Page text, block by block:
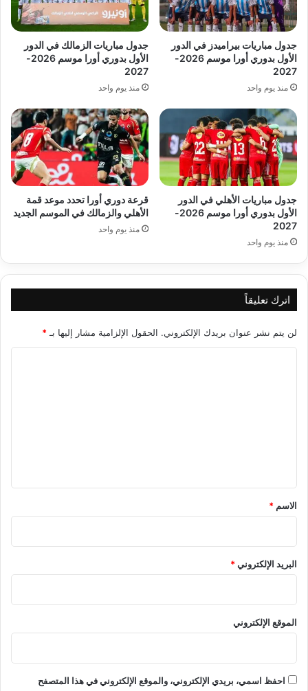
جدول مباريات بيراميدز في الدور
الأول بدوري أورا موسم 2026-
2027
منذ يوم واحد
جدول مباريات الزمالك في الدور
الأول بدوري أورا موسم 2026-
2027
منذ يوم واحد
جدول مباريات الأهلي في الدور
الأول بدوري أورا موسم 2026-
2027
منذ يوم واحد
قرعة دوري أورا تحدد موعد قمة
الأهلي والزمالك في الموسم الجديد
منذ يوم واحد
اترك تعليقاً
لن يتم نشر عنوان بريدك الإلكتروني. الحقول الإلزامية مشار إليها بـ *
*
الاسم *
البريد الإلكتروني*
الموقع الإلكتروني
احفظ اسمي، بريدي الإلكتروني، والموقع الإلكتروني في هذا المتصفح